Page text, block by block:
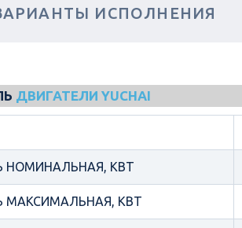
ИСПОЛНЕНИЯ
ДВИГАТЕЛИ YUCHAI
КВТ
КВТ